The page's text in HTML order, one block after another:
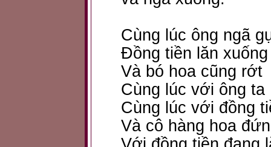
Cùng lúc ông ngã
Đồng tiền lăn
Và bó hoa cũng rớt
Cùng lúc với ông ta
Cùng lúc với đồng
Và cô hàng hoa